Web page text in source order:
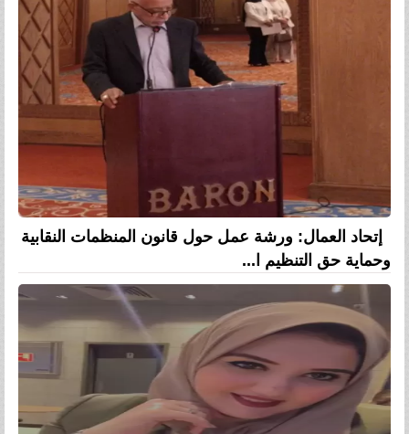
إتحاد العمال: ورشة عمل حول قانون المنظمات النقابية
وحماية حق التنظيم ا...